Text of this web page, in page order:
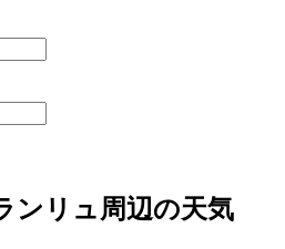
ンリュ周辺の天気